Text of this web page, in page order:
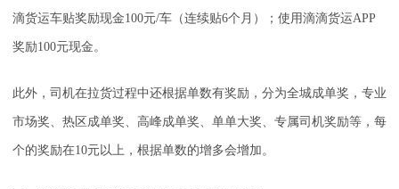
滴货运车贴奖励现金100元/车（连续贴6个月）；使用滴滴货运APP
奖励100元现金。
此外，司机在拉货过程中还根据单数有奖励，分为全城成单奖，专业
市场奖、热区成单奖、高峰成单奖、单单大奖、专属司机奖励等，每
个的奖励在10元以上，根据单数的增多会增加。